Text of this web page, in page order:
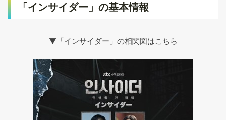
「インサイダー」の基本情報
▼「インサイダー」の相関図はこちら